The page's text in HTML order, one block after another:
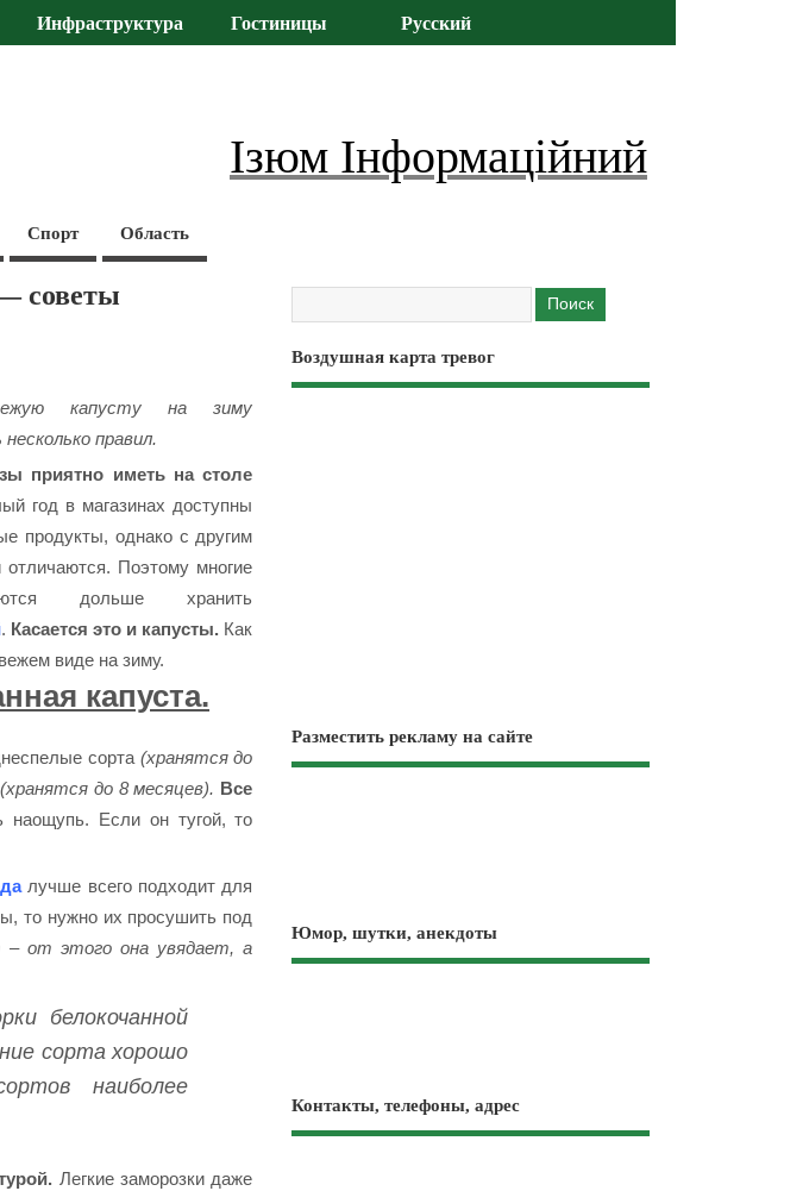
Инфраструктура Гостиницы Русский
Ізюм Інформаційний
Спорт Область
советы
капусту на зиму
правил.
приятно иметь на столе
год в магазинах доступны
продукты, однако с другим
Поэтому многие
дольше хранить
. Касается это и капусты. Как
виде на зиму.
капуста.
сорта (хранятся до
(хранятся до 8 месяцев). Все
наощупь. Если он тугой, то
лучше всего подходит для
то нужно их просушить под
от этого она увядает, а
белокочанной
сорта хорошо
наиболее
Легкие заморозки даже
Воздушная карта тревог
Разместить рекламу на сайте
Юмор, шутки, анекдоты
Контакты, телефоны, адрес